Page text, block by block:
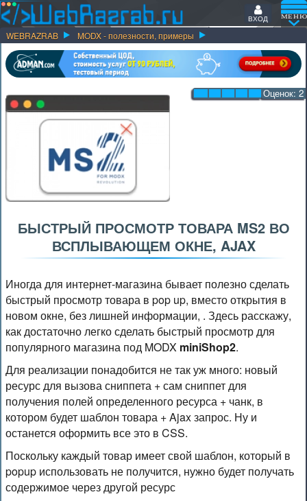
ВХОД
WEBRAZRAB MODX - полезности, примеры
Оценок: 2
БЫСТРЫЙ ПРОСМОТР ТОВАРА MS2 ВО
ВСПЛЫВАЮЩЕМ ОКНЕ, AJAX
Иногда для интернет-магазина бывает полезно сделать
быстрый просмотр товара в pop up, вместо открытия в
новом окне, без лишней информации, . Здесь расскажу,
как достаточно легко сделать быстрый просмотр для
популярного магазина под MODX miniShop2.
Для реализации понадобится не так уж много: новый
ресурс для вызова сниппета + сам сниппет для
получения полей определенного ресурса + чанк, в
котором будет шаблон товара + Ajax запрос. Ну и
останется оформить все это в CSS.
Поскольку каждый товар имеет свой шаблон, который в
popup использовать не получится, нужно будет получать
содержимое через другой ресурс